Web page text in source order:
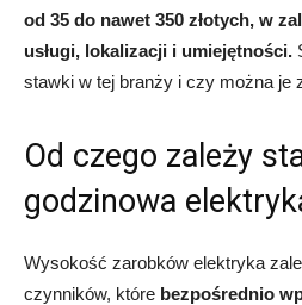
od 35 do nawet 350 złotych, w
usługi, lokalizacji i umiejętności.
stawki w tej branży i czy można je
Od czego zależy
godzinowa
Wysokość zarobków elektryka
czynników, które bezpośrednio